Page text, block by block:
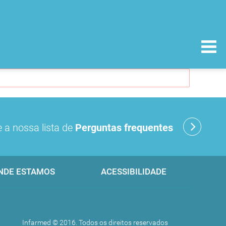
a nossa lista de Perguntas frequentes
ESTAMOS ACESSIBILIDADE
Infarmed © 2016. Todos os direitos reservados